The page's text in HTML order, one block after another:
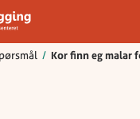
/ Kor finn eg malar